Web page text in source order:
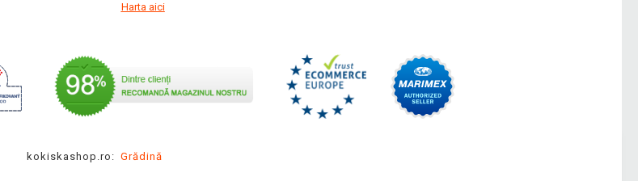
Harta aici
kokiskashop.ro: Grădină